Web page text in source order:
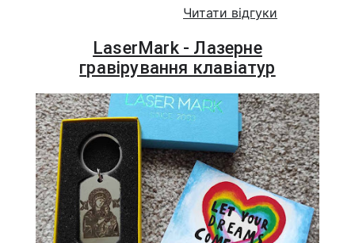
Читати відгуки
LaserMark - Лазерне
гравірування клавіатур